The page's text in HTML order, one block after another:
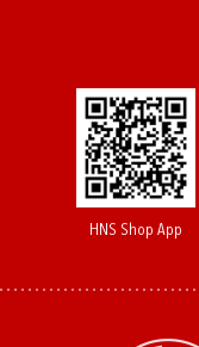
HNS Shop App